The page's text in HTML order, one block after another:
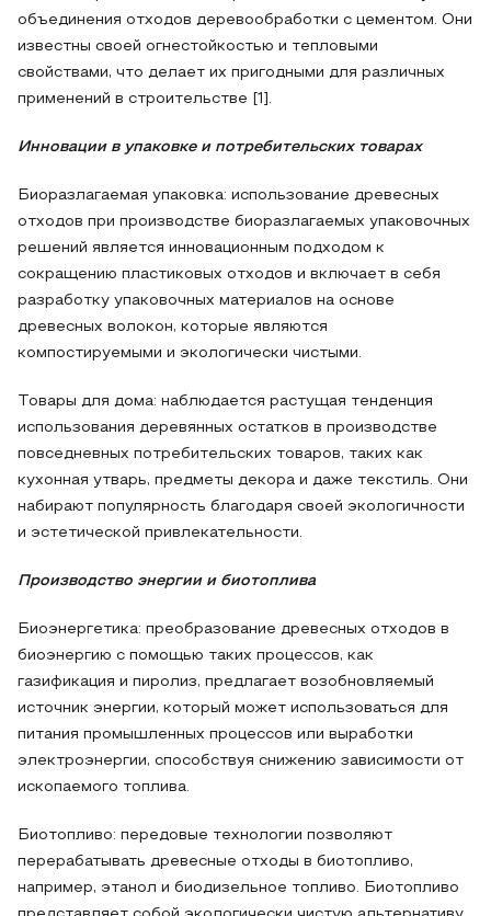
объединения отходов деревообработки с цементом. Они
известны своей огнестойкостью и тепловыми
свойствами, что делает их пригодными для различных
применений в строительстве [1].
Инновации в упаковке и потребительских товарах
Биоразлагаемая упаковка: использование древесных
отходов при производстве биоразлагаемых упаковочных
решений является инновационным подходом к
сокращению пластиковых отходов и включает в себя
разработку упаковочных материалов на основе
древесных волокон, которые являются
компостируемыми и экологически чистыми.
Товары для дома: наблюдается растущая тенденция
использования деревянных остатков в производстве
повседневных потребительских товаров, таких как
кухонная утварь, предметы декора и даже текстиль. Они
набирают популярность благодаря своей экологичности
и эстетической привлекательности.
Производство энергии и биотоплива
Биоэнергетика: преобразование древесных отходов в
биоэнергию с помощью таких процессов, как
газификация и пиролиз, предлагает возобновляемый
источник энергии, который может использоваться для
питания промышленных процессов или выработки
электроэнергии, способствуя снижению зависимости от
ископаемого топлива.
Биотопливо: передовые технологии позволяют
перерабатывать древесные отходы в биотопливо,
например, этанол и биодизельное топливо. Биотопливо